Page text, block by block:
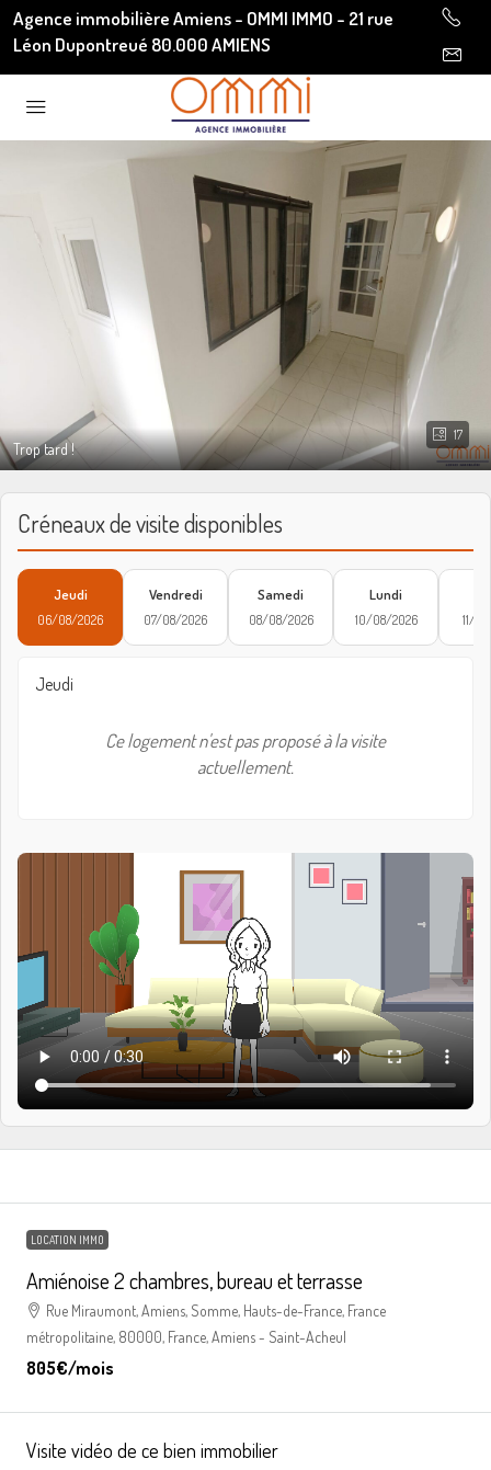
Agence immobilière Amiens - OMMI IMMO - 21 rue
Léon Dupontreué 80.000 AMIENS
17
Trop tard !
Créneaux de visite disponibles
Jeudi
06/08/2026
Vendredi
07/08/2026
Samedi
08/08/2026
Lundi
10/08/2026 11/
Jeudi
Ce logement n'est pas proposé à la visite
actuellement.
LOCATION IMMO
Amiénoise 2 chambres, bureau et terrasse
Rue Miraumont, Amiens, Somme, Hauts-de-France, France
métropolitaine, 80000, France, Amiens - Saint-Acheul
805€/mois
Visite vidéo de ce bien immobilier